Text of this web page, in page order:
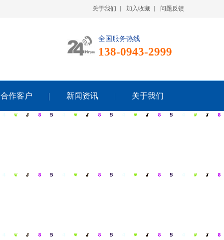
关于我们 加入收藏 问题反馈
全国服务热线
138-0943-2999
合作客户 新闻资讯 关于我们